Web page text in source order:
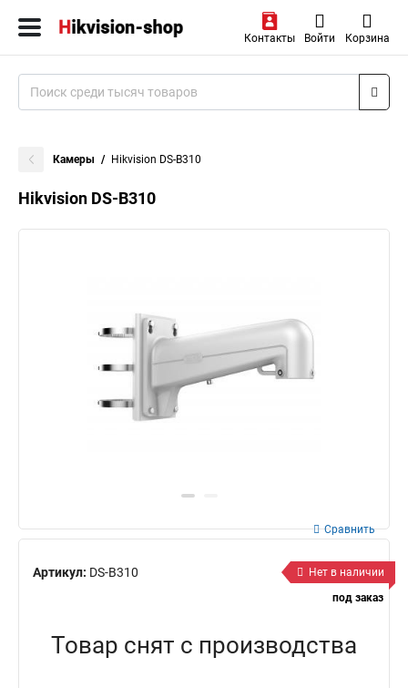
Контакты Войти Корзина
Камеры Hikvision DS-B310
Hikvision DS-B310
Артикул: DS-B310
Сравнить
Нет в наличии
под заказ
Товар снят с производства